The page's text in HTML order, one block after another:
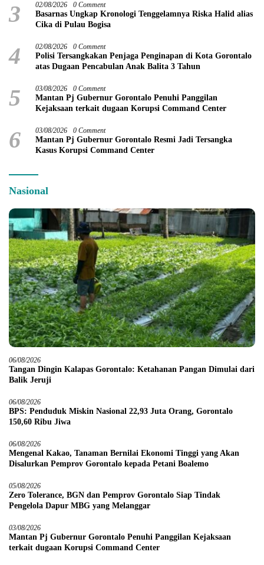
3 02/08/2026 0 Comment
Basarnas Ungkap Kronologi Tenggelamnya Riska Halid alias
Cika di Pulau Bogisa
4 02/08/2026 0 Comment
Polisi Tersangkakan Penjaga Penginapan di Kota Gorontalo
atas Dugaan Pencabulan Anak Balita 3 Tahun
5 03/08/2026 0 Comment
Mantan Pj Gubernur Gorontalo Penuhi Panggilan
Kejaksaan terkait dugaan Korupsi Command Center
6 03/08/2026 0 Comment
Mantan Pj Gubernur Gorontalo Resmi Jadi Tersangka
Kasus Korupsi Command Center
Nasional
06/08/2026
Tangan Dingin Kalapas Gorontalo: Ketahanan Pangan Dimulai dari
Balik Jeruji
06/08/2026
BPS: Penduduk Miskin Nasional 22,93 Juta Orang, Gorontalo
150,60 Ribu Jiwa
06/08/2026
Mengenal Kakao, Tanaman Bernilai Ekonomi Tinggi yang Akan
Disalurkan Pemprov Gorontalo kepada Petani Boalemo
05/08/2026
Zero Tolerance, BGN dan Pemprov Gorontalo Siap Tindak
Pengelola Dapur MBG yang Melanggar
03/08/2026
Mantan Pj Gubernur Gorontalo Penuhi Panggilan Kejaksaan
terkait dugaan Korupsi Command Center